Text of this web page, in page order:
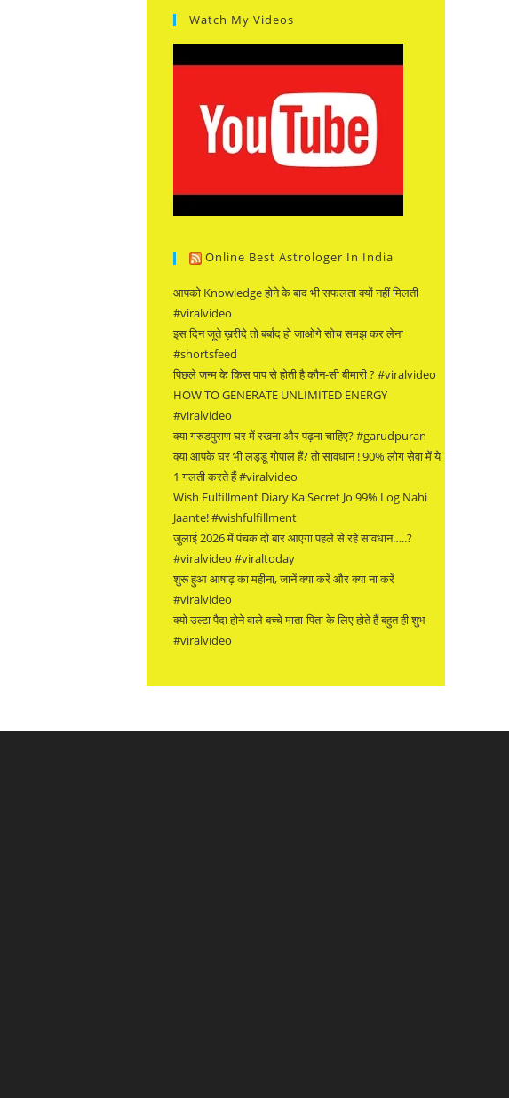
Watch My Videos
Online Best Astrologer In India
आपको Knowledge होने के बाद भी सफलता क्यों नहीं मिलती
#viralvideo
इस दिन जूते ख़रीदे तो बर्बाद हो जाओगे सोच समझ कर लेना
#shortsfeed
पिछले जन्म के किस पाप से होती है कौन-सी बीमारी ? #viralvideo
HOW TO GENERATE UNLIMITED ENERGY
#viralvideo
क्या गरुडपुराण घर में रखना और पढ़ना चाहिए? #garudpuran
क्या आपके घर भी लड्डू गोपाल हैं? तो सावधान ! 90% लोग सेवा में ये
1 गलती करते हैं #viralvideo
Wish Fulfillment Diary Ka Secret Jo 99% Log Nahi
Jaante! #wishfulfillment
जुलाई 2026 में पंचक दो बार आएगा पहले से रहे सावधान…..?
#viralvideo #viraltoday
शुरू हुआ आषाढ़ का महीना, जानें क्या करें और क्या ना करें
#viralvideo
क्यो उल्टा पैदा होने वाले बच्चे माता-पिता के लिए होते हैं बहुत ही शुभ
#viralvideo